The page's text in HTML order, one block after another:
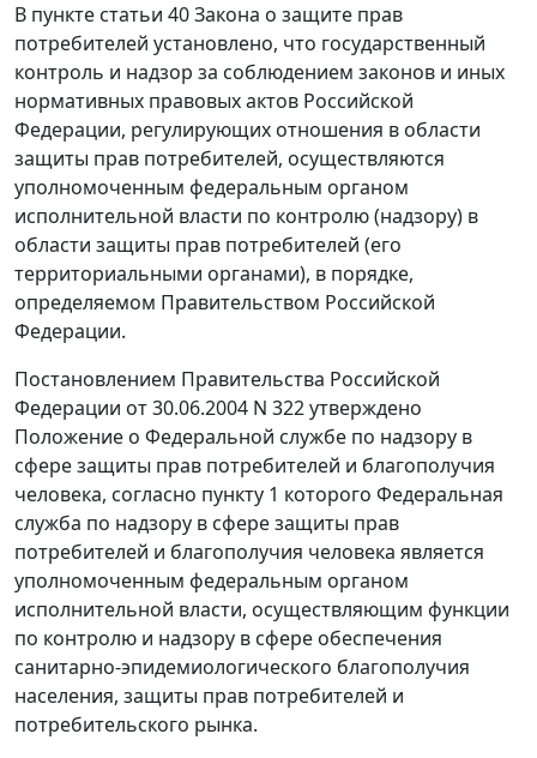
В пункте статьи 40 Закона о защите прав
потребителей установлено, что государственный
контроль и надзор за соблюдением законов и иных
нормативных правовых актов Российской
Федерации, регулирующих отношения в области
защиты прав потребителей, осуществляются
уполномоченным федеральным органом
исполнительной власти по контролю (надзору) в
области защиты прав потребителей (его
территориальными органами), в порядке,
определяемом Правительством Российской
Федерации.
Постановлением Правительства Российской
Федерации от 30.06.2004 N 322 утверждено
Положение о Федеральной службе по надзору в
сфере защиты прав потребителей и благополучия
человека, согласно пункту 1 которого Федеральная
служба по надзору в сфере защиты прав
потребителей и благополучия человека является
уполномоченным федеральным органом
исполнительной власти, осуществляющим функции
по контролю и надзору в сфере обеспечения
санитарно-эпидемиологического благополучия
населения, защиты прав потребителей и
потребительского рынка.